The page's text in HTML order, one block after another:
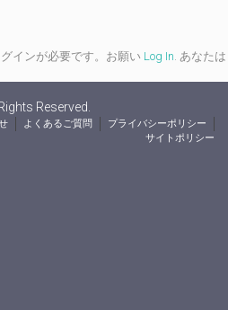
インが必要です。お願い Log In. あなたは
Reserved.
よくあるご質問
プライバシーポリシー
サイトポリシー